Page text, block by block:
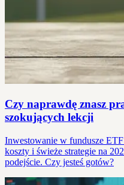
Czy naprawdę znasz
szokujących lekcji
Inwestowanie w fundusze
koszty i świeże strategie na
podejście. Czy jesteś gotów?